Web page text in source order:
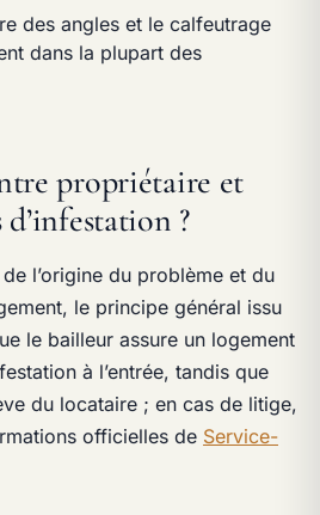
des angles et le calfeutrage
dans la plupart des
propriétaire et
?
l’origine du problème et du
le principe général issu
le bailleur assure un logement
à l’entrée, tandis que
du locataire ; en cas de litige,
officielles de Service-